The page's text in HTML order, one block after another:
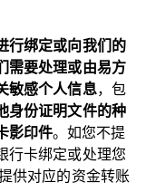
行绑定或向我们的
需要处理或由易方
敏感个人信息，包
身份证明文件的种
影印件。如您不提
行卡绑定或处理您
供对应的资金转账